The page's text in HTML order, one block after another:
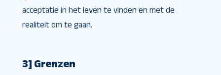
acceptatie in het leven te vinden en met de
realiteit om te gaan.
3] Grenzen